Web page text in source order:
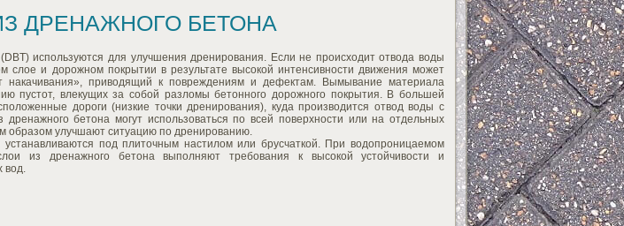
ДРЕНАЖНОГО БЕТОНА
используются для улучшения дренирования. Если не происходит отвода воды
и дорожном покрытии в результате высокой интенсивности движения может
накачивания», приводящий к повреждениям и дефектам. Вымывание материала
пустот, влекущих за собой разломы бетонного дорожного покрытия. В большей
дороги (низкие точки дренирования), куда производится отвод воды с
бетона могут использоваться по всей поверхности или на отдельных
образом улучшают ситуацию по дренированию.
под плиточным настилом или брусчаткой. При водопроницаемом
из дренажного бетона выполняют требования к высокой устойчивости и